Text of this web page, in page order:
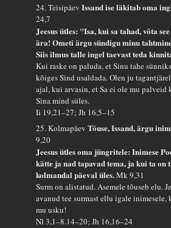
24. TeisipäevIssand ise läkitab oma
24,7
Jeesus ütles: "Isa, kui sa tahad, võta
ära! Ometi ärgu sündigu minu
Siis ilmus talle ingel taevast teda
Kui raske on paluda, et Sinu tahe
kõiges Sind usaldada. Olen ju
ajal, kui arvasin, et Sa ei ole mu
Sina mind süles.
Ii 19,21–27; Jh 16,5–15
25. KolmapäevTõuse, Issand, ärgu
9,20
Jeesus ütles oma jüngritele: Inimese
kätte ja nad tapavad tema, ja kui ta on
kolmandal päeval üles.Mk 9,31
Surm on alistatud. Asemele tõuseb elu.
avanud tee surmast ellu igale inimesele,
mu usku!
Nl 3,1–8.14–20; Jh 16,16–24